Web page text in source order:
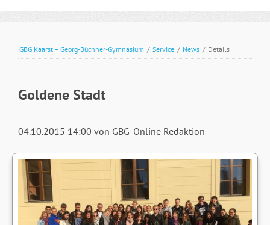
GBG Kaarst – Georg-Büchner-Gymnasium / Service / News / Details
Goldene Stadt
04.10.2015 14:00 von GBG-Online Redaktion